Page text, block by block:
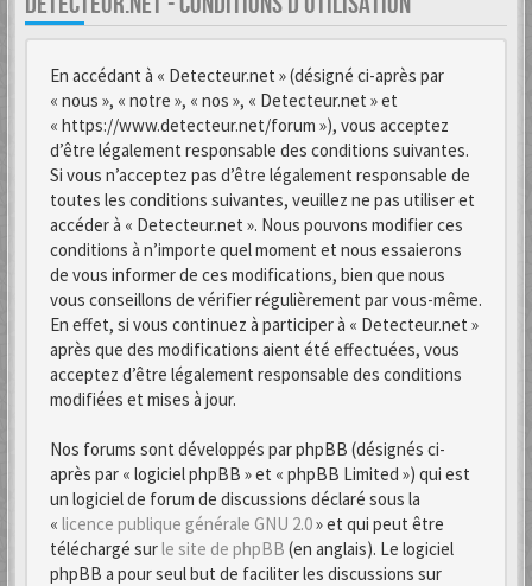
En accédant à « Detecteur.net » (désigné ci-après par
« nous », « notre », « nos », « Detecteur.net » et
« https://www.detecteur.net/forum »), vous acceptez
d’être légalement responsable des conditions suivantes.
Si vous n’acceptez pas d’être légalement responsable de
toutes les conditions suivantes, veuillez ne pas utiliser et
accéder à « Detecteur.net ». Nous pouvons modifier ces
conditions à n’importe quel moment et nous essaierons
de vous informer de ces modifications, bien que nous
vous conseillons de vérifier régulièrement par vous-même.
En effet, si vous continuez à participer à « Detecteur.net »
après que des modifications aient été effectuées, vous
acceptez d’être légalement responsable des conditions
modifiées et mises à jour.
Nos forums sont développés par phpBB (désignés ci-
après par « logiciel phpBB » et « phpBB Limited ») qui est
un logiciel de forum de discussions déclaré sous la
« licence publique générale GNU 2.0» et qui peut être
téléchargé surle site de phpBB (en anglais). Le logiciel
phpBB a pour seul but de faciliter les discussions sur